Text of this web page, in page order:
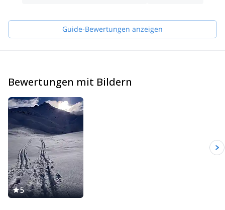
haben.
Guide-Bewertungen anzeigen
Bewertungen mit Bildern
5